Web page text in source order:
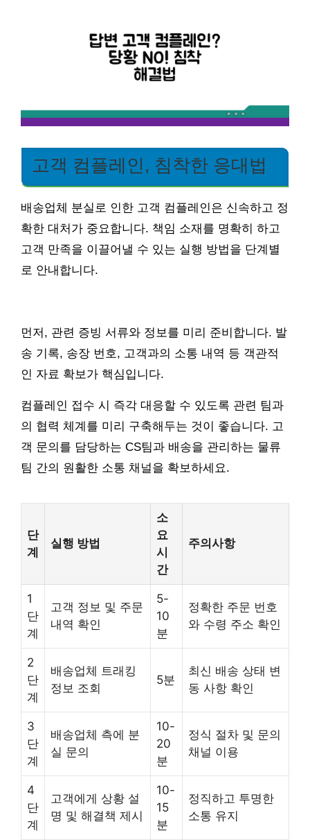
고객 컴플레인, 침착한 응대법
배송업체 분실로 인한 고객 컴플레인은 신속하고 정
확한 대처가 중요합니다. 책임 소재를 명확히 하고
고객 만족을 이끌어낼 수 있는 실행 방법을 단계별
로 안내합니다.
먼저, 관련 증빙 서류와 정보를 미리 준비합니다. 발
송 기록, 송장 번호, 고객과의 소통 내역 등 객관적
인 자료 확보가 핵심입니다.
컴플레인 접수 시 즉각 대응할 수 있도록 관련 팀과
의 협력 체계를 미리 구축해두는 것이 좋습니다. 고
객 문의를 담당하는 CS팀과 배송을 관리하는 물류
팀 간의 원활한 소통 채널을 확보하세요.
단
계
실행 방법
소
요
시
간
주의사항
1
단
계
고객 정보 및 주문
내역 확인
5-
10
분
정확한 주문 번호
와 수령 주소 확인
2
단
계
배송업체 트래킹
정보 조회
5분
최신 배송 상태 변
동 사항 확인
3
단
계
배송업체 측에 분
실 문의
10-
20
분
정식 절차 및 문의
채널 이용
4
단
계
고객에게 상황 설
명 및 해결책 제시
10-
15
분
정직하고 투명한
소통 유지